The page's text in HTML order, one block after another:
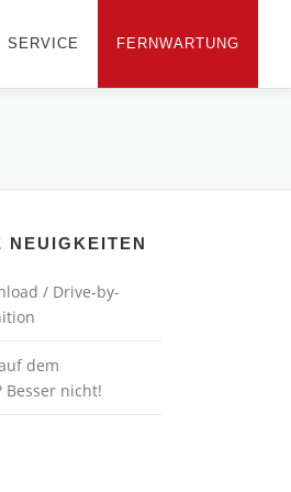
SERVICE FERNWARTUNG
NEUIGKEITEN
/ Drive-by-
dem
Besser nicht!